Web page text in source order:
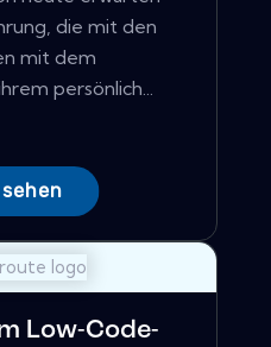
die mit den
mit dem
persönlich...
Low-Code-